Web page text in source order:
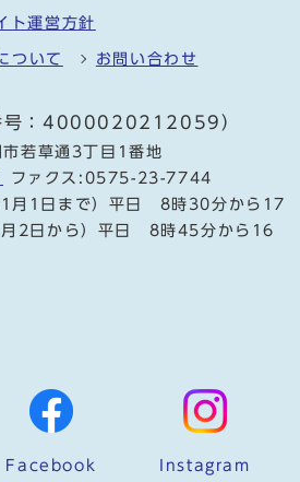
ト運営方針
ついて お問い合わせ
号：4000020212059）
若草通3丁目1番地
ファクス:0575-23-7744
月1日まで）平日 8時30分から17
2日から）平日 8時45分から16
Facebook Instagram